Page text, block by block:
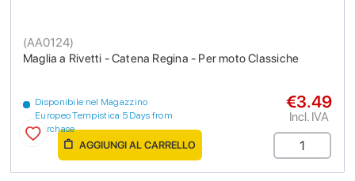
Maglia a Rivetti - Catena Regina - Per moto Classiche
(AA0124)
Disponibile nel Magazzino
Europeo Tempistica 5 Days from
purchase
€3.49
Incl. IVA
AGGIUNGI AL CARRELLO